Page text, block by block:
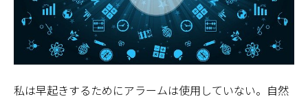
私は早起きするためにアラームは使用していない。自然